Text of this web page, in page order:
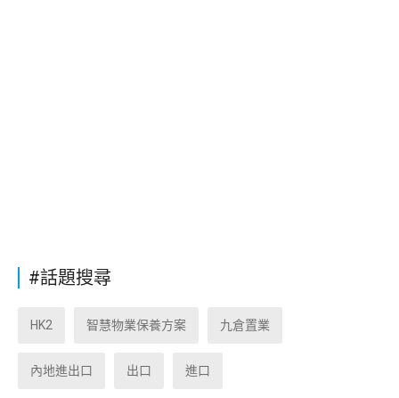
#話題搜尋
HK2 智慧物業保養方案 九倉置業
內地進出口 出口 進口